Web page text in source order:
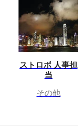
ストロボ 人事担
当
その他